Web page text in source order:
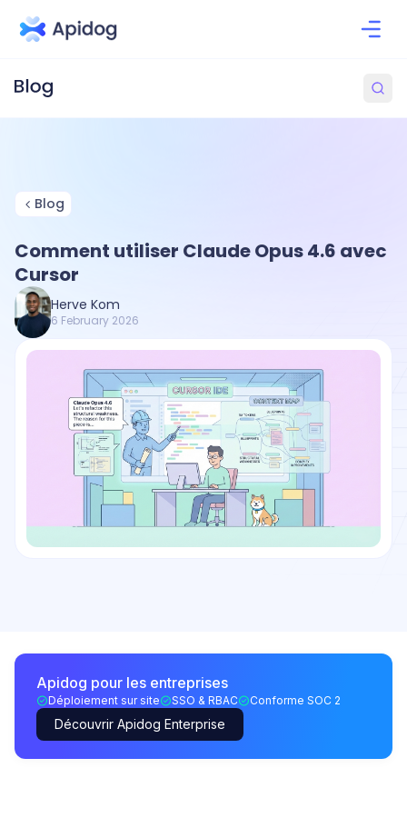
Blog
Comment utiliser Claude Opus 4.6 avec
Cursor
Herve Kom
6 February 2026
Apidog pour les entreprises
Déploiement sur site SSO & RBAC Conforme SOC 2
Découvrir Apidog Enterprise